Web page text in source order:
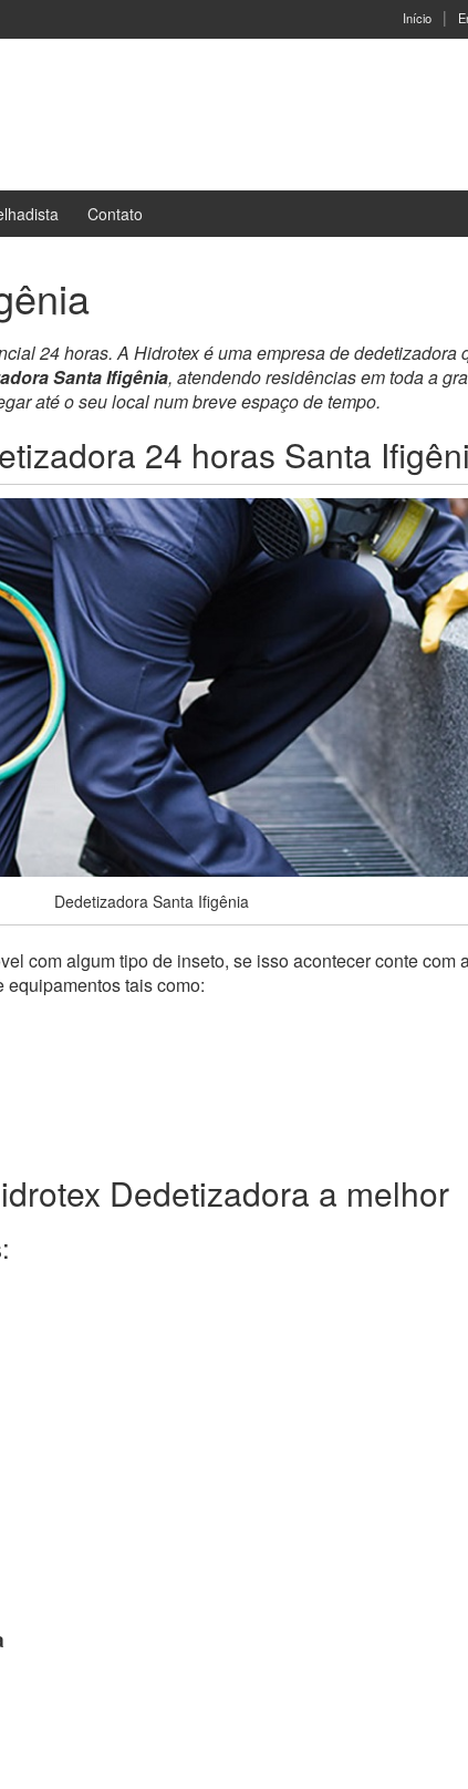
Início
Contato
24 horas. A Hidrotex é uma empresa de dedetizadora
Santa Ifigênia, atendendo residências em toda a
até o seu local num breve espaço de tempo.
24 horas Santa
Dedetizadora Santa Ifigênia
com algum tipo de inseto, se isso acontecer conte
tais como:
Dedetizadora a melhor